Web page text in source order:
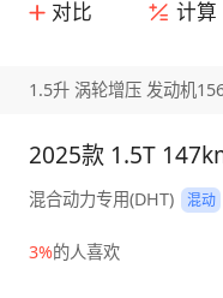
对比 计算
1.5升 涡轮增压 发动机
2025款 1.5T
混合动力专用(DHT) 混动
3%的人喜欢